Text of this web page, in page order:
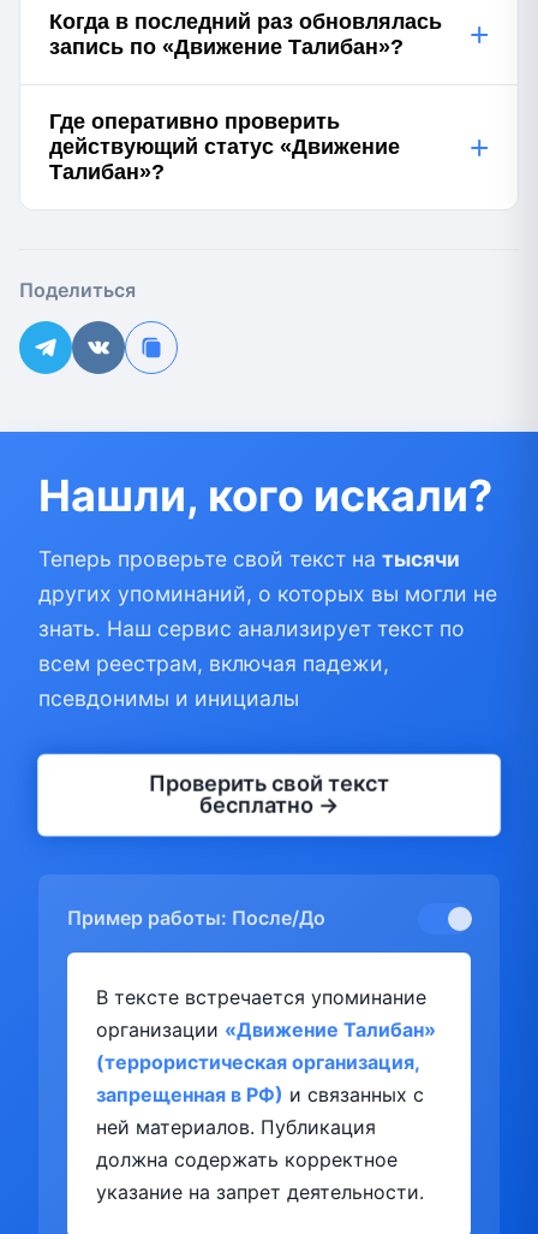
Когда в последний раз обновлялась
запись по «Движение Талибан»?
+
Где оперативно проверить
действующий статус «Движение
Талибан»?
+
Поделиться
Нашли, кого искали?
Теперь проверьте свой текст на тысячи
других упоминаний, о которых вы могли не
знать. Наш сервис анализирует текст по
всем реестрам, включая падежи,
псевдонимы и инициалы
Проверить свой текст
бесплатно →
Пример работы: После/До
В тексте встречается упоминание
организации «Движение Талибан»
(террористическая организация,
запрещенная в РФ) и связанных с
ней материалов. Публикация
должна содержать корректное
указание на запрет деятельности.